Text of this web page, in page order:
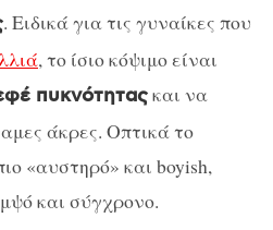
. Ειδικά για τις γυναίκες που
, το ίσιο κόψιμο είναι
πυκνότηταςκαι να
άκρες. Οπτικά το
«αυστηρό» και boyish,
και σύγχρονο.